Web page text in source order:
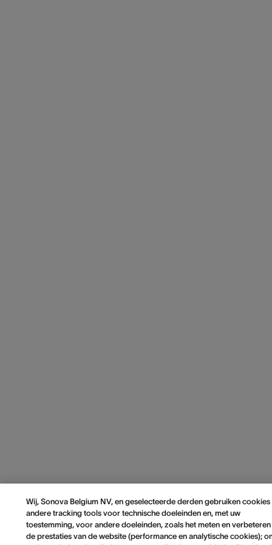
Wij, Sonova Belgium NV, en geselecteerde derden gebruiken cookies
andere tracking tools voor technische doeleinden en, met uw
toestemming, voor andere doeleinden, zoals het meten en
de prestaties van de website (performance en analytische cookies);